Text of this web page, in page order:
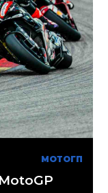
МОТОГП